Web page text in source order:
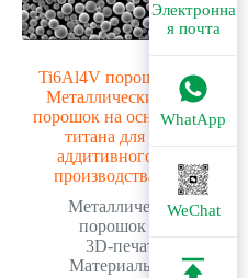
Электронна
я почта
WhatApp
WeChat
Ti6Al4V порошок
Металлический
порошок на основе
титана для
аддитивного
производства
Металлический
порошок для
3D-печати
Материалы для